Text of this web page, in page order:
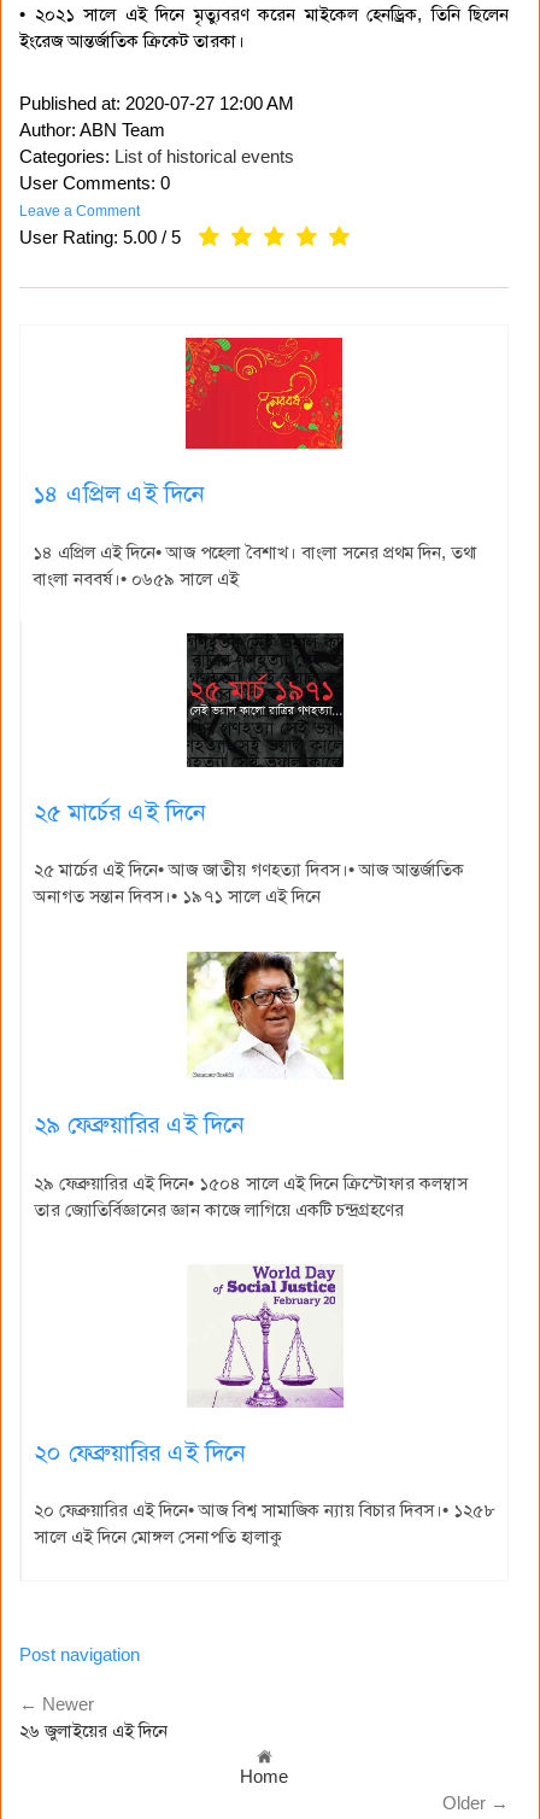
• ২০২১ সালে এই দিনে মৃত্যুবরণ করেন মাইকেল হেনড্রিক, তিনি ছিলেন
ইংরেজ আন্তর্জাতিক ক্রিকেট তারকা।
Published at: 2020-07-27 12:00 AM
Author: ABN Team
Categories: List of historical events
User Comments: 0
Leave a Comment
User Rating: 5.00 / 5
১৪ এপ্রিল এই দিনে
১৪ এপ্রিল এই দিনে• আজ পহেলা বৈশাখ। বাংলা সনের প্রথম দিন, তথা
বাংলা নববর্ষ।• ০৬৫৯ সালে এই
২৫ মার্চের এই দিনে
২৫ মার্চের এই দিনে• আজ জাতীয় গণহত্যা দিবস।• আজ আন্তর্জাতিক
অনাগত সন্তান দিবস।• ১৯৭১ সালে এই দিনে
২৯ ফেব্রুয়ারির এই দিনে
২৯ ফেব্রুয়ারির এই দিনে• ১৫০৪ সালে এই দিনে ক্রিস্টোফার কলম্বাস
তার জ্যোতির্বিজ্ঞানের জ্ঞান কাজে লাগিয়ে একটি চন্দ্রগ্রহণের
২০ ফেব্রুয়ারির এই দিনে
২০ ফেব্রুয়ারির এই দিনে• আজ বিশ্ব সামাজিক ন্যায় বিচার দিবস।• ১২৫৮
সালে এই দিনে মোঙ্গল সেনাপতি হালাকু
Post navigation
← Newer
২৬ জুলাইয়ের এই দিনে
Home
Older →